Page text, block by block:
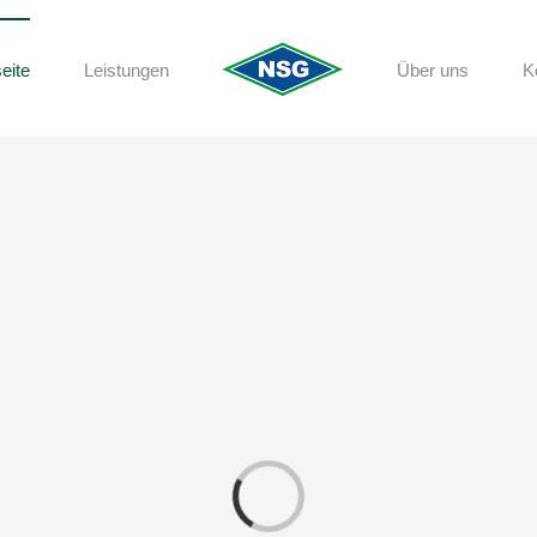
Leistungen Über uns
Loading...